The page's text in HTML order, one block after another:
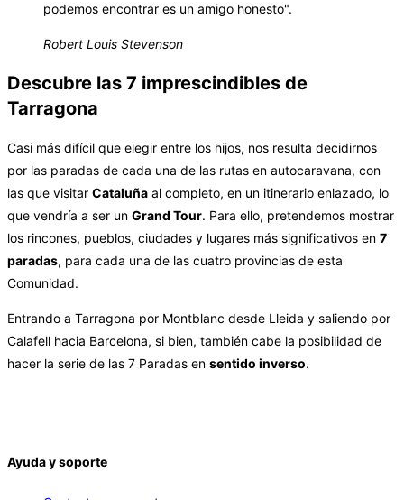
podemos encontrar es un amigo honesto".
Robert Louis Stevenson
Descubre las 7 imprescindibles de
Tarragona
Casi más difícil que elegir entre los hijos, nos resulta decidirnos
por las paradas de cada una de las rutas en autocaravana, con
las que visitar Cataluña al completo, en un itinerario enlazado, lo
que vendría a ser un Grand Tour. Para ello, pretendemos mostrar
los rincones, pueblos, ciudades y lugares más significativos en 7
paradas, para cada una de las cuatro provincias de esta
Comunidad.
Entrando a Tarragona por Montblanc desde Lleida y saliendo por
Calafell hacia Barcelona, si bien, también cabe la posibilidad de
hacer la serie de las 7 Paradas en sentido inverso.
Ayuda y soporte